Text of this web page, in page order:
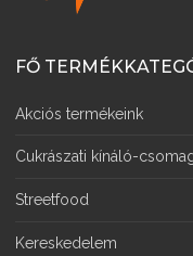
FŐ
Akciós termékeink
Cukrászati kínáló-
Streetfood
Kereskedelem